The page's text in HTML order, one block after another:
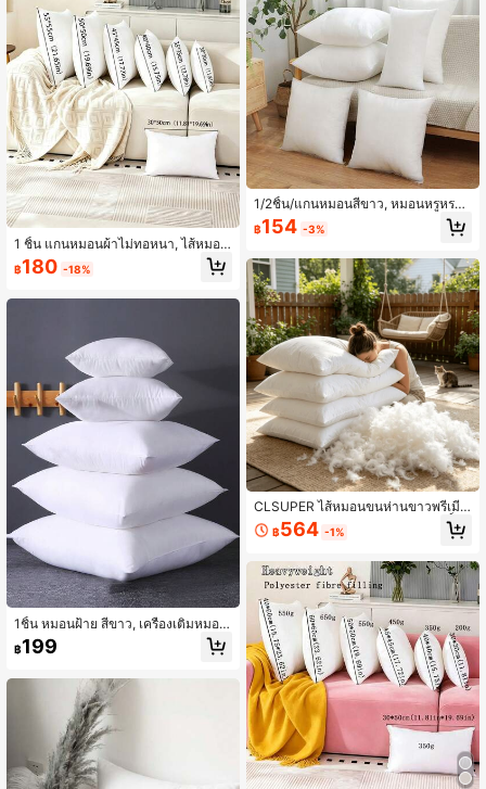
1 ชิ้น แกนหมอนผ้าไม่ทอหนา, ไส้หมอน
ฝ้ายนุ่มและสบาย, แกนหมอนหลายขนา
ด, ไส้หมอนสำหรับรถ, เหมาะสำหรับห้อ
งฤดูใบไม้ร่วง, ตกแต่งห้อง
฿180 -18%
1ชิ้น หมอนฝ้าย สีขาว, เครื่องเติมหมอน
โยน ตกแต่งบ้าน, ฟูนุ่มสำหรับเสริมฟอง
โซฟา, เตียง, ห้องนอน, ของตกแต่งบ้า
ฤดูใบไม้ร่วง, ของตกแต่งห้อง
฿199
1/2ชิ้น/แกนหมอนสีขาว, หมอนหรูหรา,
แผ่นรองหมอนหลายขนาด, ไส้ไมโครไ
ฟเบอร์, หมอนสี่เหลี่ยมสีขาวบริสุทธิ์, แฟ
าน, โซฟาห้องนั่งเล่น, ห้องนอน, ตกแต่ง
ภายนอก/วันวาเลนไทน์/วันแม่
฿154 -3%
CLSUPER ไส้หมอนขนห่านขาวพรีเมีย
ม & ขนอ่อน, ปลอกหมอนฝ้ายบริสุทธิ์ 10
0% ซักได้, ไส้หมอนนุ่มฟูพิเศษ ระบายอ
ผืนผ้า, เหมาะสำหรับเตียง โซฟา ม้านั่ง
฿564 -1%